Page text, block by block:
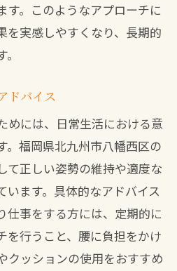
す。このようなアプローチに
を実感しやすくなり、長期的
ドバイス
めには、日常生活における意
。福岡県北九州市八幡西区の
て正しい姿勢の維持や適度な
います。具体的なアドバイス
仕事をする方には、定期的に
を行うこと、腰に負担をかけ
クッションの使用をおすすめ